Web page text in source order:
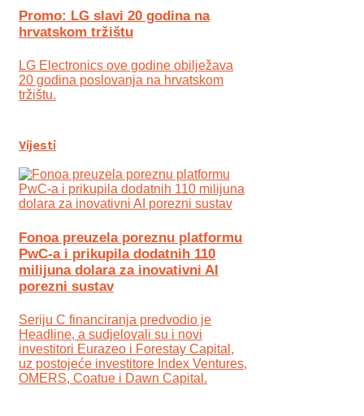
Promo: LG slavi 20 godina na
hrvatskom tržištu
LG Electronics ove godine obilježava
20 godina poslovanja na hrvatskom
tržištu.
Vijesti
Fonoa preuzela poreznu platformu
PwC-a i prikupila dodatnih 110
milijuna dolara za inovativni AI
porezni sustav
Seriju C financiranja predvodio je
Headline, a sudjelovali su i novi
investitori Eurazeo i Forestay Capital,
uz postojeće investitore Index Ventures,
OMERS, Coatue i Dawn Capital.